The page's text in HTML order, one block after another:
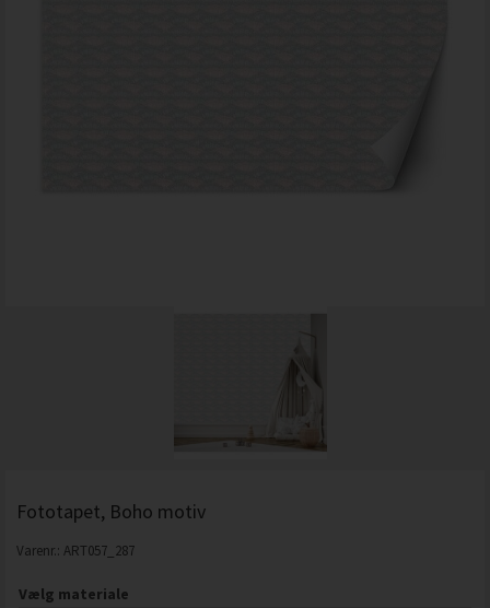
Fototapet, Boho motiv
Varenr.: ART057_287
Vælg materiale